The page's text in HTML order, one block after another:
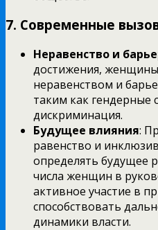
7. Современные
Неравенство и
достижения, женщины
неравенством и
таким как гендерные
дискриминация.
Будущее влияния:
равенство и
определять будущее
числа женщин в
активное участие в
способствовать
динамики власти.